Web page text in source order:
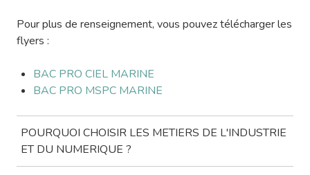
Pour plus de renseignement, vous pouvez télécharger les
flyers :
BAC PRO CIEL MARINE
BAC PRO MSPC MARINE
POURQUOI CHOISIR LES METIERS DE L'INDUSTRIE
ET DU NUMERIQUE ?